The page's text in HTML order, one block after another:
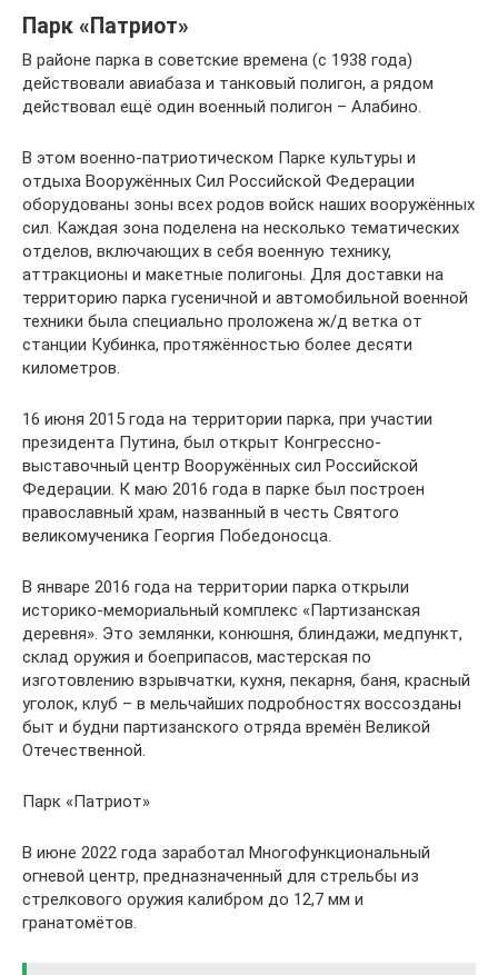
Парк «Патриот»
В районе парка в советские времена (с 1938 года)
действовали авиабаза и танковый полигон, а рядом
действовал ещё один военный полигон – Алабино.
В этом военно-патриотическом Парке культуры и
отдыха Вооружённых Сил Российской Федерации
оборудованы зоны всех родов войск наших вооружённых
сил. Каждая зона поделена на несколько тематических
отделов, включающих в себя военную технику,
аттракционы и макетные полигоны. Для доставки на
территорию парка гусеничной и автомобильной военной
техники была специально проложена ж/д ветка от
станции Кубинка, протяжённостью более десяти
километров.
16 июня 2015 года на территории парка, при участии
президента Путина, был открыт Конгрессно-
выставочный центр Вооружённых сил Российской
Федерации. К маю 2016 года в парке был построен
православный храм, названный в честь Святого
великомученика Георгия Победоносца.
В январе 2016 года на территории парка открыли
историко-мемориальный комплекс «Партизанская
деревня». Это землянки, конюшня, блиндажи, медпункт,
склад оружия и боеприпасов, мастерская по
изготовлению взрывчатки, кухня, пекарня, баня, красный
уголок, клуб – в мельчайших подробностях воссозданы
быт и будни партизанского отряда времён Великой
Отечественной.
Парк «Патриот»
В июне 2022 года заработал Многофункциональный
огневой центр, предназначенный для стрельбы из
стрелкового оружия калибром до 12,7 мм и
гранатомётов.